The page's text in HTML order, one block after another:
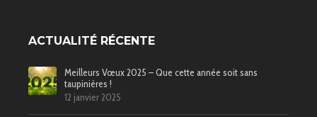
ACTUALITÉ RÉCENTE
Meilleurs Vœux 2025 – Que cette année soit sans
taupinières !
12 janvier 2025